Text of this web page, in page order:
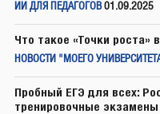
ИИ ДЛЯ ПЕДАГОГОВ 01.09.2025
Что такое «Точки роста»
НОВОСТИ "МОЕГО
Пробный ЕГЭ для всех:
тренировочные